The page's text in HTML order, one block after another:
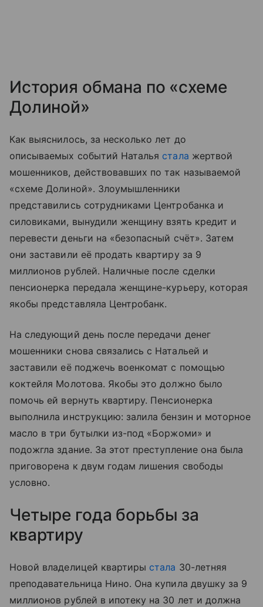
История обмана по «схеме
Долиной»
Как выяснилось, за несколько лет до
описываемых событий Наталья стала жертвой
мошенников, действовавших по так называемой
«схеме Долиной». Злоумышленники
представились сотрудниками Центробанка и
силовиками, вынудили женщину взять кредит и
перевести деньги на «безопасный счёт». Затем
они заставили её продать квартиру за 9
миллионов рублей. Наличные после сделки
пенсионерка передала женщине-курьеру, которая
якобы представляла Центробанк.
На следующий день после передачи денег
мошенники снова связались с Натальей и
заставили её поджечь военкомат с помощью
коктейля Молотова. Якобы это должно было
помочь ей вернуть квартиру. Пенсионерка
выполнила инструкцию: залила бензин и моторное
масло в три бутылки из-под «Боржоми» и
подожгла здание. За этот преступление она была
приговорена к двум годам лишения свободы
условно.
Четыре года борьбы за
квартиру
Новой владелицей квартиры стала 30-летняя
преподавательница Нино. Она купила двушку за 9
миллионов рублей в ипотеку на 30 лет и должна